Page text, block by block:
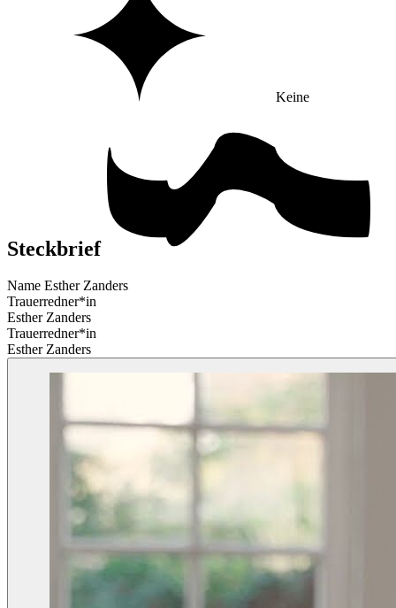
Keine
Steckbrief
Name Esther Zanders
Trauerredner*in
Esther Zanders
Trauerredner*in
Esther Zanders